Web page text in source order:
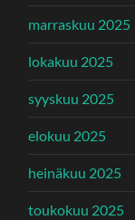
marraskuu 2025
lokakuu 2025
syyskuu 2025
elokuu 2025
heinäkuu 2025
toukokuu 2025